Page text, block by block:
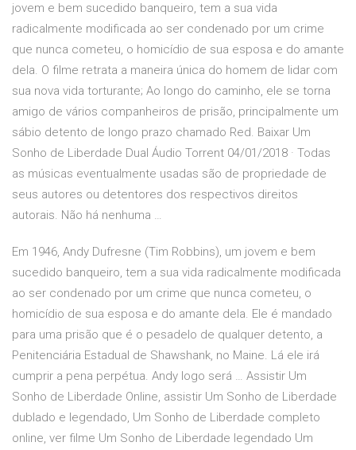
jovem e bem sucedido banqueiro, tem a sua vida
radicalmente modificada ao ser condenado por um crime
que nunca cometeu, o homicídio de sua esposa e do amante
dela. O filme retrata a maneira única do homem de lidar com
sua nova vida torturante; Ao longo do caminho, ele se torna
amigo de vários companheiros de prisão, principalmente um
sábio detento de longo prazo chamado Red. Baixar Um
Sonho de Liberdade Dual Áudio Torrent 04/01/2018 · Todas
as músicas eventualmente usadas são de propriedade de
seus autores ou detentores dos respectivos direitos
autorais. Não há nenhuma …
Em 1946, Andy Dufresne (Tim Robbins), um jovem e bem
sucedido banqueiro, tem a sua vida radicalmente modificada
ao ser condenado por um crime que nunca cometeu, o
homicídio de sua esposa e do amante dela. Ele é mandado
para uma prisão que é o pesadelo de qualquer detento, a
Penitenciária Estadual de Shawshank, no Maine. Lá ele irá
cumprir a pena perpétua. Andy logo será … Assistir Um
Sonho de Liberdade Online, assistir Um Sonho de Liberdade
dublado e legendado, Um Sonho de Liberdade completo
online, ver filme Um Sonho de Liberdade legendado Um